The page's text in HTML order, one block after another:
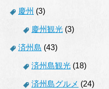
慶州 (3)
慶州観光 (3)
済州島 (43)
済州島観光 (18)
済州島グルメ (24)